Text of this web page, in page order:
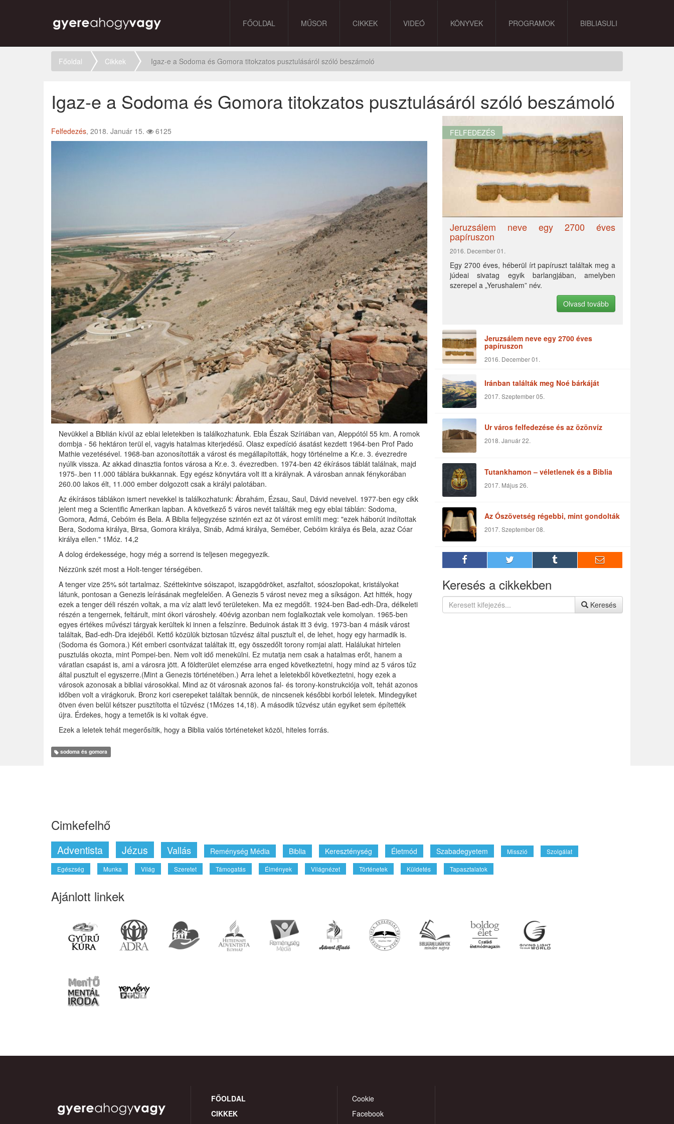
FŐOLDAL MŰSOR CIKKEK VIDEÓ KÖNYVEK PROGRAMOK BIBLIASULI
Főoldal Cikkek Igaz-e a Sodoma és Gomora titokzatos pusztulásáról szóló beszámoló
Igaz-e a Sodoma és Gomora titokzatos pusztulásáról szóló beszámoló
Felfedezés, 2018. Január 15. 6125
Nevükkel a Biblián kívül az eblai leletekben is találkozhatunk. Ebla Észak Szíriában van, Aleppótól 55 km. A romok
dombja - 56 hektáron terül el, vagyis hatalmas kiterjedésű. Olasz expedíció ásatást kezdett 1964-ben Prof Pado
Mathie vezetésével. 1968-ban azonosították a várost és megállapították, hogy történelme a Kr.e. 3. évezredre
nyúlik vissza. Az akkad dinasztia fontos városa a Kr.e. 3. évezredben. 1974-ben 42 ékírásos táblát találnak, majd
1975-.ben 11.000 táblára bukkannak. Egy egész könyvtára volt itt a királynak. A városban annak fénykorában
260.00 lakos élt, 11.000 ember dolgozott csak a királyi palotában.
Az ékírásos táblákon ismert nevekkel is találkozhatunk: Ábrahám, Ézsau, Saul, Dávid neveivel. 1977-ben egy cikk
jelent meg a Scientific Amerikan lapban. A következő 5 város nevét találták meg egy eblai táblán: Sodoma,
Gomora, Admá, Cebóim és Bela. A Biblia feljegyzése szintén ezt az öt várost említi meg: "ezek háborút indítottak
Bera, Sodoma királya, Birsa, Gomora királya, Sináb, Admá királya, Seméber, Cebóim királya és Bela, azaz Cóar
királya ellen." 1Móz. 14,2
A dolog érdekessége, hogy még a sorrend is teljesen megegyezik.
Nézzünk szét most a Holt-tenger térségében.
A tenger vize 25% sót tartalmaz. Széttekintve sóiszapot, iszapgödröket, aszfaltot, sóoszlopokat, kristályokat
látunk, pontosan a Genezis leírásának megfelelően. A Genezis 5 várost nevez meg a síkságon. Azt hitték, hogy
ezek a tenger déli részén voltak, a ma víz alatt levő területeken. Ma ez megdőlt. 1924-ben Bad-edh-Dra, délkeleti
részén a tengernek, feltárult, mint ókori városhely. 40évig azonban nem foglalkoztak vele komolyan. 1965-ben
egyes értékes művészi tárgyak kerültek ki innen a felszínre. Beduinok ástak itt 3 évig. 1973-ban 4 másik várost
találtak, Bad-edh-Dra idejéből. Kettő közülük biztosan tűzvész által pusztult el, de lehet, hogy egy harmadik is.
(Sodoma és Gomora.) Két emberi csontvázat találtak itt, egy összedőlt torony romjai alatt. Halálukat hirtelen
pusztulás okozta, mint Pompei-ben. Nem volt idő menekülni. Ez mutatja nem csak a hatalmas erőt, hanem a
váratlan csapást is, ami a városra jött. A földterület elemzése arra enged következtetni, hogy mind az 5 város tűz
által pusztult el egyszerre.(Mint a Genezis történetében.) Arra lehet a leletekből következtetni, hogy ezek a
városok azonosak a bibliai városokkal. Mind az öt városnak azonos fal- és torony-konstrukciója volt, tehát azonos
időben volt a virágkoruk. Bronz kori cserepeket találtak bennük, de nincsenek későbbi korból leletek. Mindegyiket
ötven éven belül kétszer pusztította el tűzvész (1Mózes 14,18). A második tűzvész után egyiket sem építették
újra. Érdekes, hogy a temetők is ki voltak égve.
Ezek a leletek tehát megerősítik, hogy a Biblia valós történeteket közöl, hiteles forrás.
sodoma és gomora
FELFEDEZÉS
Jeruzsálem neve egy 2700 éves
papíruszon
2016. December 01.
Egy 2700 éves, héberül írt papíruszt találtak meg a
júdeai sivatag egyik barlangjában, amelyben
szerepel a „Yerushalem” név.
Olvasd tovább
Jeruzsálem neve egy 2700 éves
papíruszon
2016. December 01.
Iránban találták meg Noé bárkáját
2017. Szeptember 05.
Ur város felfedezése és az özönvíz
2018. Január 22.
Tutankhamon – véletlenek és a Biblia
2017. Május 26.
Az Ószövetség régebbi, mint gondolták
2017. Szeptember 08.
Keresés a cikkekben
Keresés
Cimkefelhő
Adventista Jézus Vallás Reménység Média Biblia Kereszténység Életmód Szabadegyetem Misszió Szolgálat
Egészség Munka Világ Szeretet Támogatás Élmények Világnézet Történetek Küldetés Tapasztalatok
Ajánlott linkek
FŐOLDAL
CIKKEK
Cookie
Facebook